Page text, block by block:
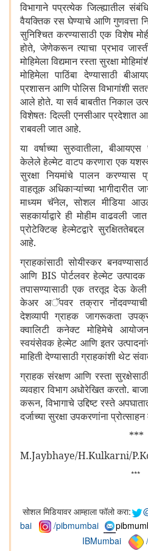
विभागाने पप्रत्येक जिल्ह्यातील
वैयक्तिक रस घेण्याचे आणि गुणवत्ता
सुनिश्चित करण्यासाठी एक विशेष
होते,जेणेकरून त्याचा प्रभाव
मोहिमेला विद्यमान रस्ता सुरक्षा
मोहिमेला पाठिंबा देण्यासाठी
प्रशासन आणि पोलिस विभागांशी
आले होते. या सर्व बाबतीत निकाल
विशेषतः दिल्ली एनसीआर प्रदेशात
राबवली जात आहे.
या वर्षाच्या सुरुवातीला,बीआयएस
केलेले हेल्मेट वाटप करणारा एक
सुरक्षा नियमांचे पालन करण्यास
वाहतूक अधिकाऱ्यांच्या भागीदारीत
माध्यम चॅनेल,सोशल मीडिया
सहकार्याद्वारे ही मोहीम वाढवली
प्रोटेक्टिव्ह हेल्मेटद्वारे
आहे.
ग्राहकांसाठी सोयीस्कर
आणि BISपोर्टलवर हेल्मेट
तपासण्यासाठी एक तरतूद देऊ केली
केअर अॅपवर तक्रार
देशव्यापी ग्राहक जागरूकता
क्वालिटी कनेक्ट मोहिमेचे
स्वयंसेवक हेल्मेट आणि इतर
माहिती देण्यासाठी ग्राहकांशी थेट
ग्राहक संरक्षण आणि रस्ता
व्यवहार विभाग अधोरेखित करतो.
करून,विभागाचे उद्दिष्ट रस्ते
दर्जाच्या सुरक्षा उपकरणांना
***
M.Jaybhaye/H.Kulkarni/
***
सोशल मिडियावर आम्हाला फॉलो करा:
bai
/pibmumbai
IBMumbai